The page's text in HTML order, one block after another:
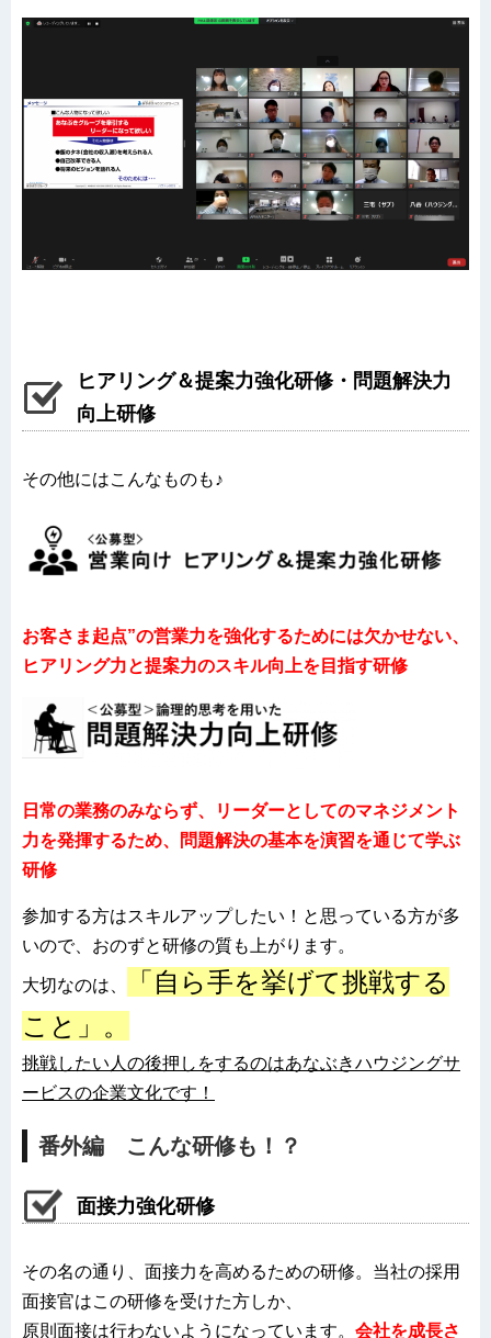
ヒアリング＆提案力強化研修・問題解決力
向上研修
その他にはこんなものも♪
お客さま起点”の営業力を強化するためには欠かせない、
ヒアリング力と提案力のスキル向上を目指す研修
日常の業務のみならず、リーダーとしてのマネジメント
力を発揮するため、問題解決の基本を演習を通じて学ぶ
研修
参加する方はスキルアップしたい！と思っている方が多
いので、おのずと研修の質も上がります。
大切なのは
「自ら手を挙げて挑戦する
こと」。
挑戦したい人の後押しをするのはあなぶきハウジングサ
ービスの企業文化です！
番外編 こんな研修も！？
面接力強化研修
その名の通り、面接力を高めるための研修。当社の採用
面接官はこの研修を受けた方しか、
原則面接は行わないようになっています。 会社を成長さ